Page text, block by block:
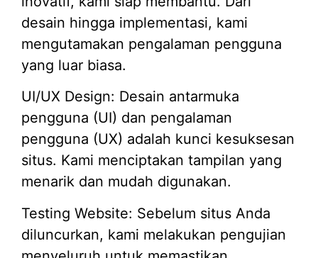
desain hingga implementasi, kami
mengutamakan pengalaman pengguna
yang luar biasa.
UI/UX Design: Desain antarmuka
pengguna (UI) dan pengalaman
pengguna (UX) adalah kunci kesuksesan
situs. Kami menciptakan tampilan yang
menarik dan mudah digunakan.
Testing Website: Sebelum situs Anda
diluncurkan, kami melakukan pengujian